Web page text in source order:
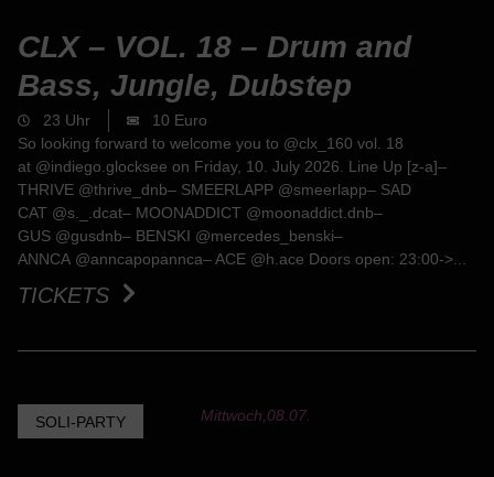
CLX – VOL. 18 – Drum and
Bass, Jungle, Dubstep
23 Uhr
10 Euro
So looking forward to welcome you to @clx_160 vol. 18
at @indiego.glocksee on Friday, 10. July 2026. Line Up [z-a]–
THRIVE @thrive_dnb– SMEERLAPP @smeerlapp– SAD
CAT @s._.dcat– MOONADDICT @moonaddict.dnb–
GUS @gusdnb– BENSKI @mercedes_benski–
ANNCA @anncapopannca– ACE @h.ace Doors open: 23:00->...
TICKETS
SOLI-PARTY Mittwoch, 08.07.